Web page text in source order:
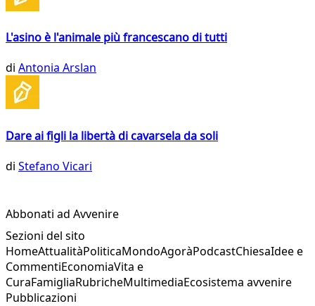
L'asino è l'animale più francescano di tutti
di Antonia Arslan
Dare ai figli la libertà di cavarsela da soli
di Stefano Vicari
Abbonati ad Avvenire
Sezioni del sito
HomeAttualitàPoliticaMondoAgoràPodcastChiesaIdee e
CommentiEconomiaVita e
CuraFamigliaRubricheMultimediaEcosistema avvenire
Pubblicazioni